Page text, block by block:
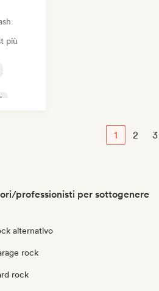
più
1 2 3
professionisti per sottogenere
alternativo
rock
rock